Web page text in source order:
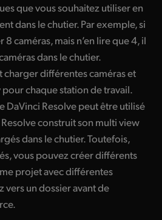
que vous souhaitez utiliser en
dans le chutier. Par exemple, si
caméras, mais n’en lire que 4, il
dans le chutier.
charger différentes caméras et
chaque station de travail.
DaVinci Resolve peut être utilisé
construit son multi view
dans le chutier. Toutefois,
vous pouvez créer différents
projet avec différentes
vers un dossier avant de